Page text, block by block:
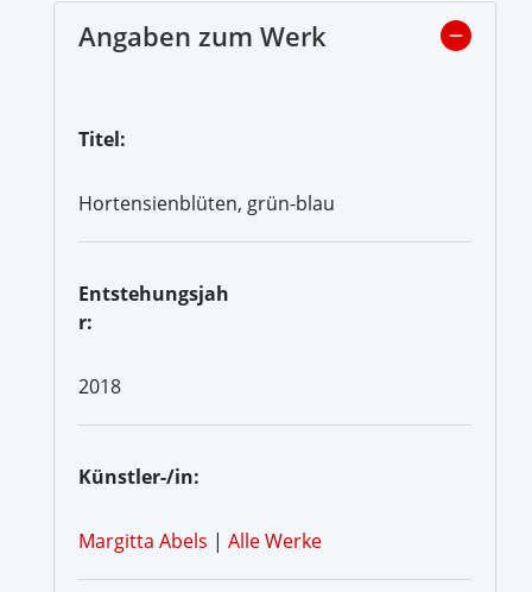
Angaben zum Werk
Titel:
Hortensienblüten, grün-blau
Entstehungsjah
r:
2018
Künstler-/in:
Margitta Abels | Alle Werke